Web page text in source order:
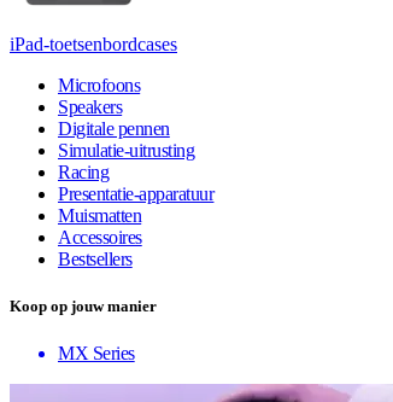
iPad-toetsenbordcases
Microfoons
Speakers
Digitale pennen
Simulatie-uitrusting
Racing
Presentatie-apparatuur
Muismatten
Accessoires
Bestsellers
Koop op jouw manier
MX Series